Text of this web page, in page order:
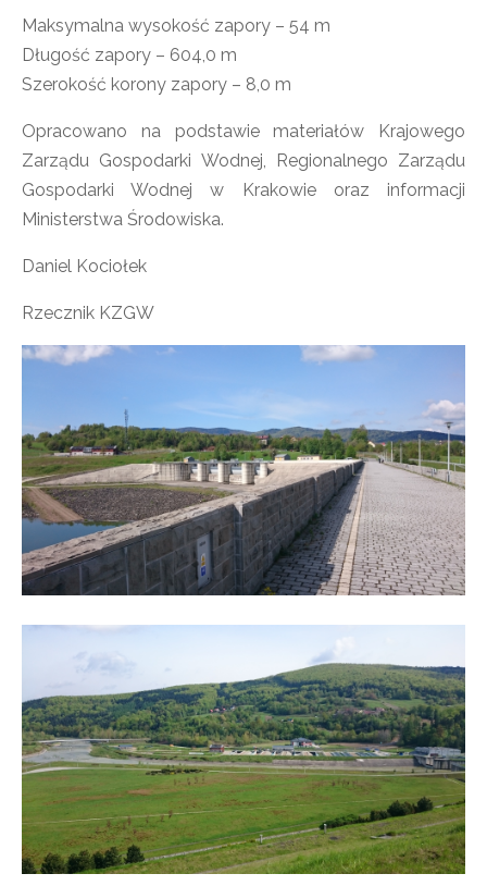
Maksymalna wysokość zapory – 54 m
Długość zapory – 604,0 m
Szerokość korony zapory – 8,0 m
Opracowano na podstawie materiałów Krajowego
Zarządu Gospodarki Wodnej, Regionalnego Zarządu
Gospodarki Wodnej w Krakowie oraz informacji
Ministerstwa Środowiska.
Daniel Kociołek
Rzecznik KZGW